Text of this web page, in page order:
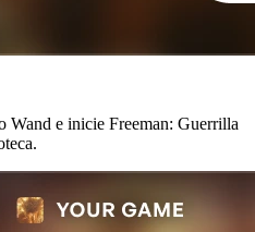
Wand e inicie Freeman: Guerrilla